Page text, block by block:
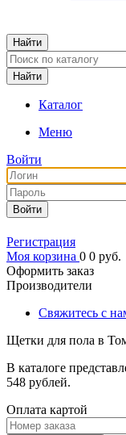
Каталог
Меню
Войти
Войти
Регистрация
Моя корзина 0 0 руб.
Оформить заказ
Производители
Свяжитесь с
Щетки для пола в
В каталоге
548 рублей.
Оплата картой